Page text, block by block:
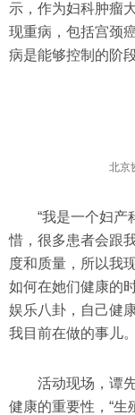
示，作为妇科肿瘤
现重病，包括宫颈
病是能够控制的阶段
北京
“我是一个妇产
惜，很多患者会跟
度和质量，所以我
如何在她们健康的
娱乐八卦，自己健
我目前在做的事儿
活动现场，谭
健康的重要性，“